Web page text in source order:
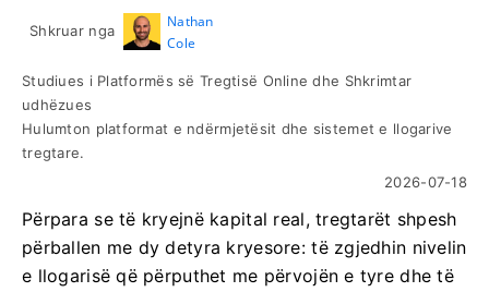
Shkruar nga
Nathan
Cole
Studiues i Platformës së Tregtisë Online dhe Shkrimtar
udhëzues
Hulumton platformat e ndërmjetësit dhe sistemet e llogarive
tregtare.
2026-07-18
Përpara se të kryejnë kapital real, tregtarët shpesh
përballen me dy detyra kryesore: të zgjedhin nivelin
e llogarisë që përputhet me përvojën e tyre dhe të